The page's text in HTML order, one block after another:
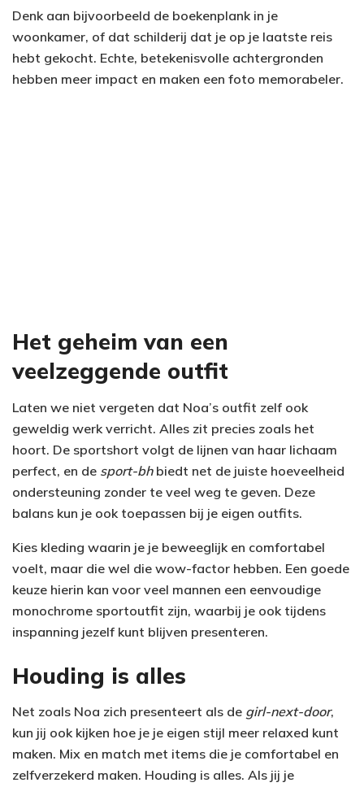
Denk aan bijvoorbeeld de boekenplank in je
woonkamer, of dat schilderij dat je op je laatste reis
hebt gekocht. Echte, betekenisvolle achtergronden
hebben meer impact en maken een foto memorabeler.
Het geheim van een
veelzeggende outfit
Laten we niet vergeten dat Noa’s outfit zelf ook
geweldig werk verricht. Alles zit precies zoals het
hoort. De sportshort volgt de lijnen van haar lichaam
perfect, en de sport-bhbiedt net de juiste hoeveelheid
ondersteuning zonder te veel weg te geven. Deze
balans kun je ook toepassen bij je eigen outfits.
Kies kleding waarin je je beweeglijk en comfortabel
voelt, maar die wel die wow-factor hebben. Een goede
keuze hierin kan voor veel mannen een eenvoudige
monochrome sportoutfit zijn, waarbij je ook tijdens
inspanning jezelf kunt blijven presenteren.
Houding is alles
Net zoals Noa zich presenteert als de girl-next-door,
kun jij ook kijken hoe je je eigen stijl meer relaxed kunt
maken. Mix en match met items die je comfortabel en
zelfverzekerd maken. Houding is alles. Als jij je